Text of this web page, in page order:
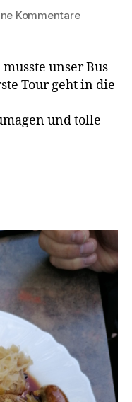
t
a
e
Kommentarezu
unser Bus
Tour geht in die
und tolle